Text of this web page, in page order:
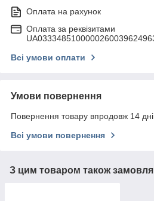
Оплата на рахунок
Оплата за реквізитами
Всі умови оплати
Умови повернення
Повернення товару впродовж 14
Всі умови повернення
З цим товаром також